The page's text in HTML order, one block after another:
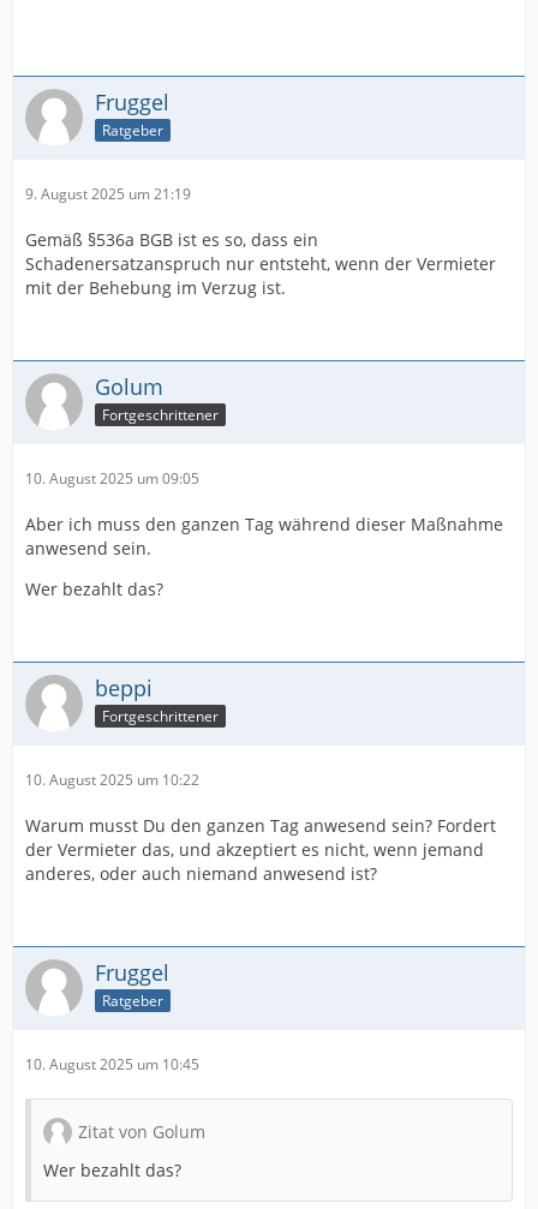
Fruggel
Ratgeber
9. August 2025 um 21:19
Gemäß §536a BGB ist es so, dass ein
Schadenersatzanspruch nur entsteht, wenn der Vermieter
mit der Behebung im Verzug ist.
Golum
Fortgeschrittener
10. August 2025 um 09:05
Aber ich muss den ganzen Tag während dieser Maßnahme
anwesend sein.
Wer bezahlt das?
beppi
Fortgeschrittener
10. August 2025 um 10:22
Warum musst Du den ganzen Tag anwesend sein? Fordert
der Vermieter das, und akzeptiert es nicht, wenn jemand
anderes, oder auch niemand anwesend ist?
Fruggel
Ratgeber
10. August 2025 um 10:45
Zitat von Golum
Wer bezahlt das?